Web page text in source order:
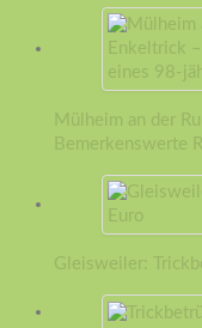
Mülheim an der
Bemerkenswerte
Gleisweiler: